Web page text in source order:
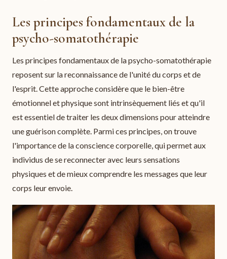
Les principes fondamentaux de la
psycho-somatothérapie
Les principes fondamentaux de la psycho-somatothérapie
reposent sur la reconnaissance de l'unité du corps et de
l'esprit. Cette approche considère que le bien-être
émotionnel et physique sont intrinsèquement liés et qu'il
est essentiel de traiter les deux dimensions pour atteindre
une guérison complète. Parmi ces principes, on trouve
l'importance de la conscience corporelle, qui permet aux
individus de se reconnecter avec leurs sensations
physiques et de mieux comprendre les messages que leur
corps leur envoie.